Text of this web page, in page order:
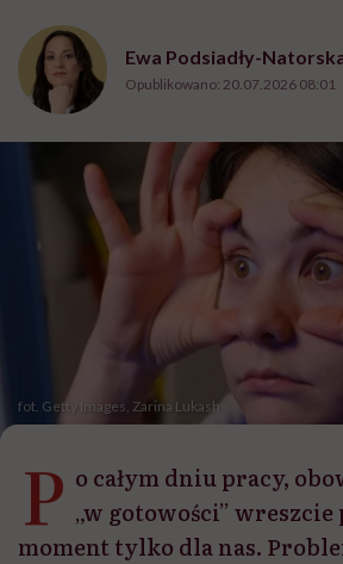
Ewa Podsiadły-
Opublikowano: 20.07.2026 08:01
fot. Getty Images, Zarina Lukash
P o całym dniu pracy,
„w gotowości”
moment tylko dla nas.